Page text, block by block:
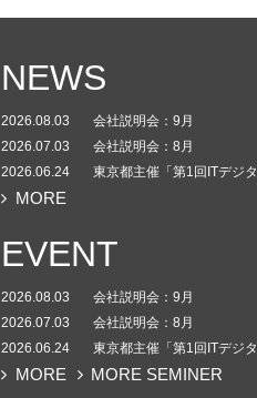
NEWS
2026.08.03
会社説明会：9月
2026.07.03
会社説明会：8月
2026.06.24
東京都主催「第1回ITデジ
MORE
EVENT
2026.08.03
会社説明会：9月
2026.07.03
会社説明会：8月
2026.06.24
東京都主催「第1回ITデジ
MORE MORE SEMINER